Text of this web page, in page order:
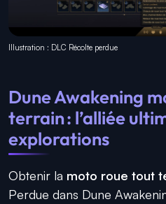
Illustration : DLC Récolte perdue
Dune Awakening
terrain : l’alliée
explorations
Obtenir la moto roue tout
Perdue dans Dune